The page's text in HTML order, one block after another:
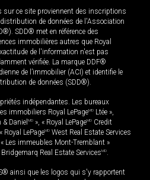
sur ce site proviennent des inscriptions
de données de l'Association
SDD® met en référence des
immobilières autres que Royal
de l'information n'est pas
vérifiée. La marque DDF®
de l’immobilier (ACI) et identifie le
de données (SDD®).
indépendantes. Les bureaux
immobiliers Royal LePageMD Ltée »,
Daniel MD », « Royal LePageMD Credit
Royal LePageMD West Real Estate Services
Les immeubles Mont-Tremblant »
Real Estate ServicesMD.
ainsi que les logos qui s'y rapportent